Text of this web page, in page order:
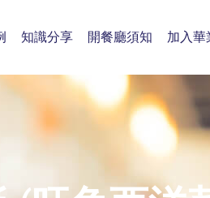
知識分享 開餐廳須知 加入華